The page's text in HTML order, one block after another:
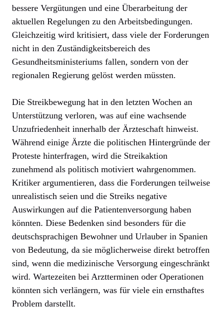
bessere Vergütungen und eine Überarbeitung der
aktuellen Regelungen zu den Arbeitsbedingungen.
Gleichzeitig wird kritisiert, dass viele der Forderungen
nicht in den Zuständigkeitsbereich des
Gesundheitsministeriums fallen, sondern von der
regionalen Regierung gelöst werden müssten.
Die Streikbewegung hat in den letzten Wochen an
Unterstützung verloren, was auf eine wachsende
Unzufriedenheit innerhalb der Ärzteschaft hinweist.
Während einige Ärzte die politischen Hintergründe der
Proteste hinterfragen, wird die Streikaktion
zunehmend als politisch motiviert wahrgenommen.
Kritiker argumentieren, dass die Forderungen teilweise
unrealistisch seien und die Streiks negative
Auswirkungen auf die Patientenversorgung haben
könnten. Diese Bedenken sind besonders für die
deutschsprachigen Bewohner und Urlauber in Spanien
von Bedeutung, da sie möglicherweise direkt betroffen
sind, wenn die medizinische Versorgung eingeschränkt
wird. Wartezeiten bei Arztterminen oder Operationen
könnten sich verlängern, was für viele ein ernsthaftes
Problem darstellt.